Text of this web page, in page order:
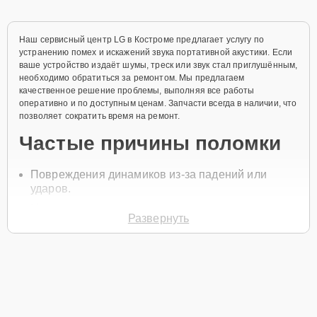
Наш сервисный центр LG в Костроме предлагает услугу по
устранению помех и искажений звука портативной акустики. Если
ваше устройство издаёт шумы, треск или звук стал приглушённым,
необходимо обратиться за ремонтом. Мы предлагаем
качественное решение проблемы, выполняя все работы
оперативно и по доступным ценам. Запчасти всегда в наличии, что
позволяет сократить время на ремонт.
Частые причины поломки
Повреждения динамиков из-за падений или
ударов.
Развернуть